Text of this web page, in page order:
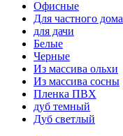
Офисные
Для частного дома
для дачи
Белые
Черные
Из массива ольхи
Из массива сосны
Пленка ПВХ
дуб темный
Дуб светлый